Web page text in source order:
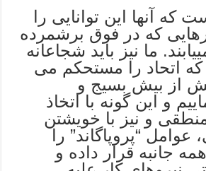
که آنها این توانایی را
که در فوق برشمرده
ما نیز باید شجاعانه
اتحاد را مستحکم می
از بیش بسیج و
و این گونه با اتخاذ
و نیز با خویشتن
عوامل “پروپاگاند” را
جانبه قرار داده و